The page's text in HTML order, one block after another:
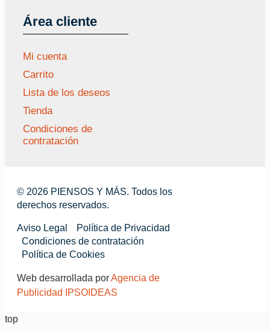
Área cliente
Mi cuenta
Carrito
Lista de los deseos
Tienda
Condiciones de
contratación
© 2026 PIENSOS Y MÁS. Todos los
derechos reservados.
Aviso Legal
Política de Privacidad
Condiciones de contratación
Política de Cookies
Web desarrollada porAgencia de
Publicidad IPSOIDEAS
top